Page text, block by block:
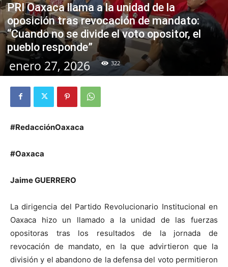
PRI Oaxaca llama a la unidad de la
oposición tras revocación de mandato:
“Cuando no se divide el voto opositor, el
pueblo responde”
enero 27, 2026 322
#RedacciónOaxaca
#Oaxaca
Jaime GUERRERO
La dirigencia del Partido Revolucionario Institucional en
Oaxaca hizo un llamado a la unidad de las fuerzas
opositoras tras los resultados de la jornada de
revocación de mandato, en la que advirtieron que la
división y el abandono de la defensa del voto permitieron